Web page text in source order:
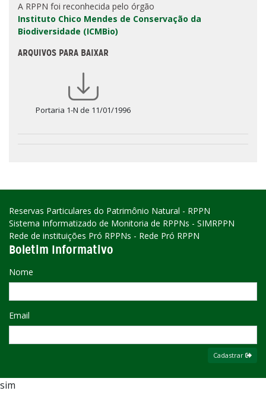
A RPPN foi reconhecida pelo órgão
Instituto Chico Mendes de Conservação da
Biodiversidade (ICMBio)
ARQUIVOS PARA BAIXAR
Portaria 1-N de 11/01/1996
Reservas Particulares do Patrimônio Natural - RPPN
Sistema Informatizado de Monitoria de RPPNs - SIMRPPN
Rede de instituições Pró RPPNs - Rede Pró RPPN
Boletim Informativo
Nome
Email
Cadastrar
sim